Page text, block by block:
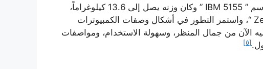
أصدرت الشركة العملاقة IBM أول لاب توب لها باسم ” IBM 5155 ” وكان وزنه يصل إلى 13.6 كيلوغراماً،
وفي عام 1989 صدر لاب توب ” Zenith MinisPort “، واستمر التطور في أشكال وصفات الكمبيوترات
الآن من جمال المنظر، وسهولة الاستخدام، ومواصفات
[٥]